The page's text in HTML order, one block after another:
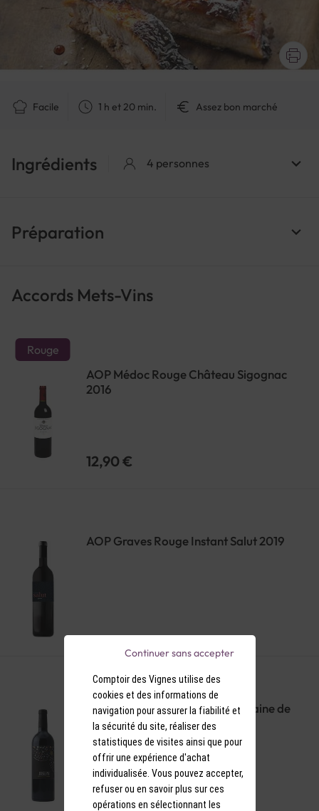
Facile 1 h et 20 min. Assez bon marché
Ingrédients 4 personnes
Préparation
Accords Mets-Vins
Rouge
AOP Médoc Rouge Château Sigognac
2016
12,90 €
AOP Graves Rouge Instant Salut 2019
IGP Pays d'Hérault Rouge Domaine de
la Dourbie Joseph Bio 2019
Comptoir des Vignes utilise des
cookies et des informations de
navigation pour assurer la fiabilité et
la sécurité du site, réaliser des
statistiques de visites ainsi que pour
offrir une expérience d'achat
individualisée. Vous pouvez accepter,
refuser ou en savoir plus sur ces
opérations en sélectionnant les
Continuer sans accepter